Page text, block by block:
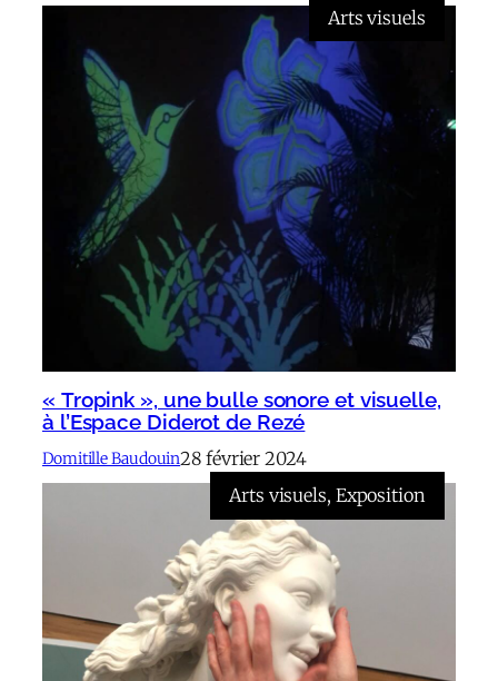
Arts visuels
« Tropink », une bulle sonore et visuelle,
à l’Espace Diderot de Rezé
Domitille Baudouin28 février 2024
Arts visuels, Exposition